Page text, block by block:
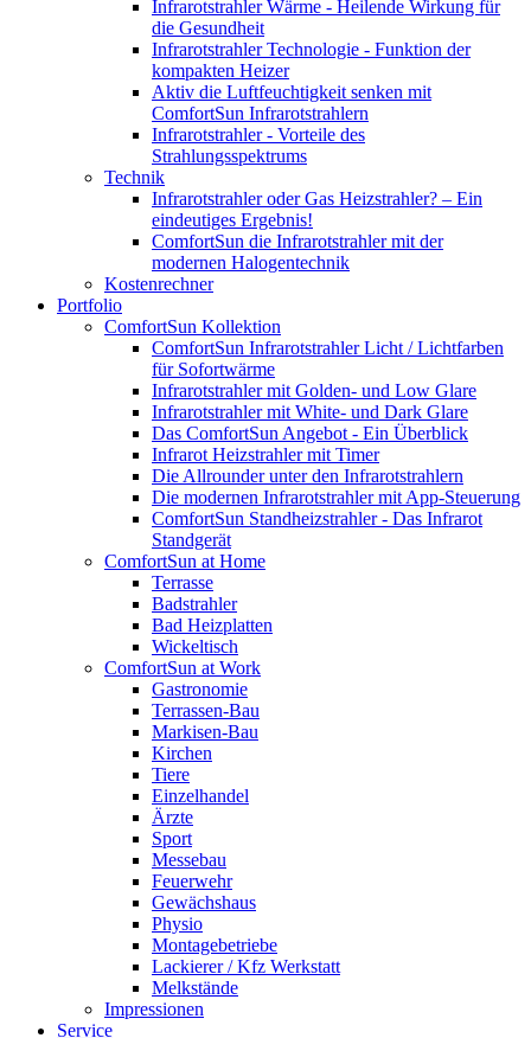
Infrarotstrahler Wärme - Heilende Wirkung für
die Gesundheit
Infrarotstrahler Technologie - Funktion der
kompakten Heizer
Aktiv die Luftfeuchtigkeit senken mit
ComfortSun Infrarotstrahlern
Infrarotstrahler - Vorteile des
Strahlungsspektrums
Technik
Infrarotstrahler oder Gas Heizstrahler? – Ein
eindeutiges Ergebnis!
ComfortSun die Infrarotstrahler mit der
modernen Halogentechnik
Kostenrechner
Portfolio
ComfortSun Kollektion
ComfortSun Infrarotstrahler Licht / Lichtfarben
für Sofortwärme
Infrarotstrahler mit Golden- und Low Glare
Infrarotstrahler mit White- und Dark Glare
Das ComfortSun Angebot - Ein Überblick
Infrarot Heizstrahler mit Timer
Die Allrounder unter den Infrarotstrahlern
Die modernen Infrarotstrahler mit App-Steuerung
ComfortSun Standheizstrahler - Das Infrarot
Standgerät
ComfortSun at Home
Terrasse
Badstrahler
Bad Heizplatten
Wickeltisch
ComfortSun at Work
Gastronomie
Terrassen-Bau
Markisen-Bau
Kirchen
Tiere
Einzelhandel
Ärzte
Sport
Messebau
Feuerwehr
Gewächshaus
Physio
Montagebetriebe
Lackierer / Kfz Werkstatt
Melkstände
Impressionen
Service